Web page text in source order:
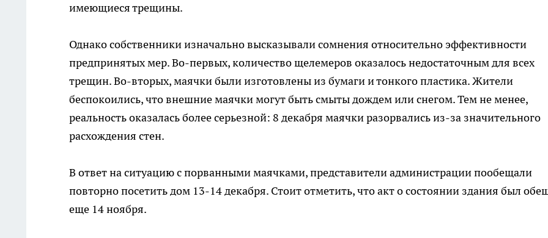
имеющиеся трещины.
Однако собственники изначально высказывали сомнения относительно эффективности
предпринятых мер. Во-первых, количество щелемеров оказалось недостаточным для всех
трещин. Во-вторых, маячки были изготовлены из бумаги и тонкого пластика. Жители
беспокоились, что внешние маячки могут быть смыты дождем или снегом. Тем не менее,
реальность оказалась более серьезной: 8 декабря маячки разорвались из-за значительного
расхождения стен.
В ответ на ситуацию с порванными маячками, представители администрации пообещали
повторно посетить дом 13-14 декабря. Стоит отметить, что акт о состоянии здания был
еще 14 ноября.